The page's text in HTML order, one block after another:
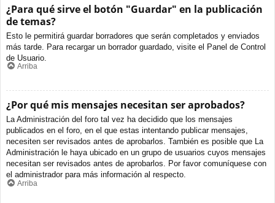
¿Para qué sirve el botón "Guardar" en la publicación
de temas?
Esto le permitirá guardar borradores que serán completados y enviados
más tarde. Para recargar un borrador guardado, visite el Panel de Control
de Usuario.
Arriba
¿Por qué mis mensajes necesitan ser aprobados?
La Administración del foro tal vez ha decidido que los mensajes
publicados en el foro, en el que estas intentando publicar mensajes,
necesiten ser revisados antes de aprobarlos. También es posible que La
Administración le haya ubicado en un grupo de usuarios cuyos mensajes
necesitan ser revisados antes de aprobarlos. Por favor comuníquese con
el administrador para más información al respecto.
Arriba